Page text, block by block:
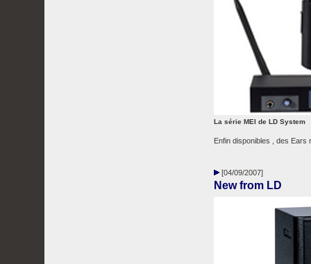
La série MEI de LD System
Enfin disponibles , des Ears
[04/09/2007]
New from LD